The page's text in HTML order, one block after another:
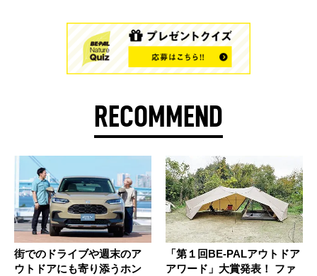
RECOMMEND
街でのドライブや週末のア
ウトドアにも寄り添うホン
「第１回BE-PALアウトドア
アワード」大賞発表！ ファ